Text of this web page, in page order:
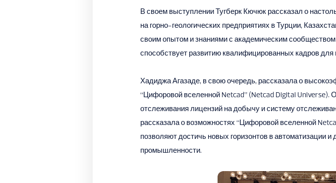
В своем выступлении Тугберк Кючюк рассказал о
на горно-геологических предприятиях в Турции,
своим опытом и знаниями с академическим сообществом
способствует развитию квалифицированных кадров для
Хадиджа Агазаде, в свою очередь, рассказала о
“Цифоровой вселенной Netcad” (Netcad Digital Universe).
отслеживания лицензий на добычу и систему
рассказала о возможностях “Цифоровой вселенной
позволяют достичь новых горизонтов в автоматизации
промышленности.